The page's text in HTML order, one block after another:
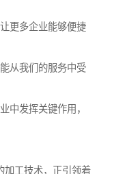
更多企业能够便捷
从我们的服务中受
中发挥关键作用，
加工技术，正引领着